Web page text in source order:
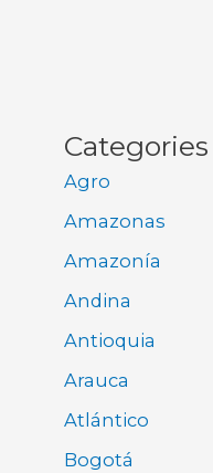
Categories
Agro
Amazonas
Amazonía
Andina
Antioquia
Arauca
Atlántico
Bogotá